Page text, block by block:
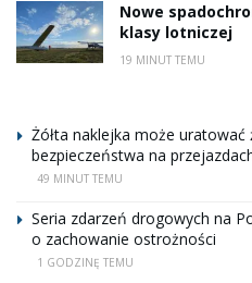
Nowe
klasy lotniczej
19 MINUT TEMU
Żółta naklejka może uratować
bezpieczeństwa na
49 MINUT TEMU
Seria zdarzeń drogowych na
o zachowanie ostrożności
1 GODZINĘ TEMU